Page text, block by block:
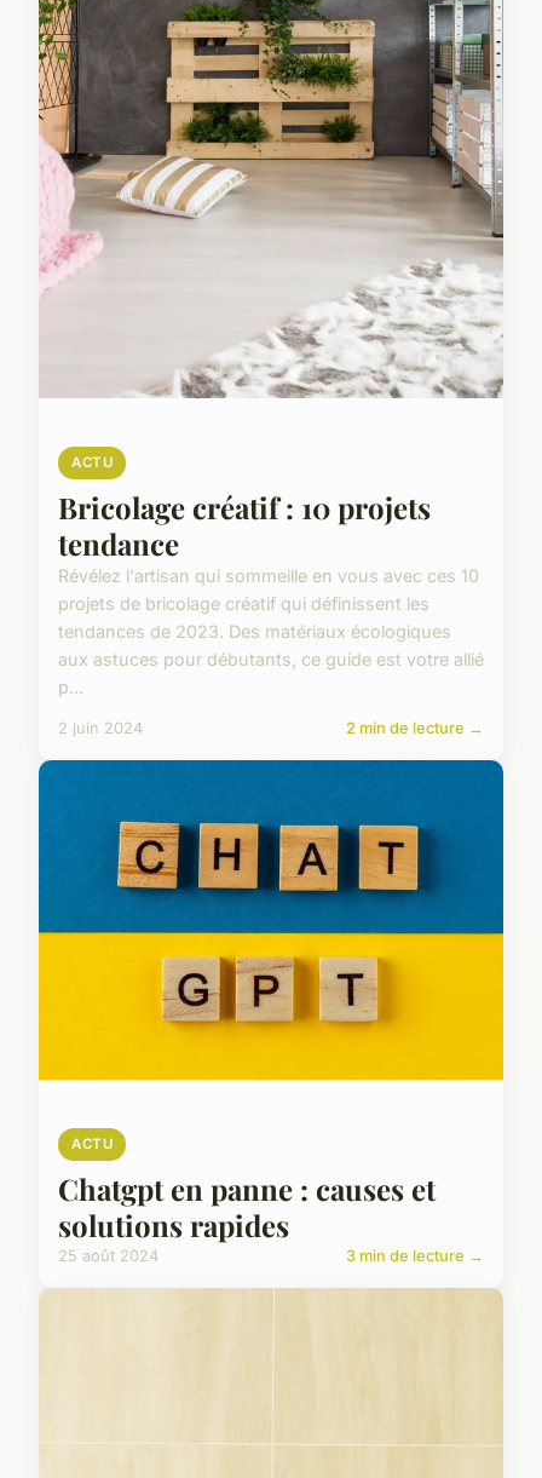
ACTU
Bricolage créatif : 10 projets
tendance
Révélez l'artisan qui sommeille en vous avec ces 10
projets de bricolage créatif qui définissent les
tendances de 2023. Des matériaux écologiques
aux astuces pour débutants, ce guide est votre allié
p...
2 juin 2024 2 min de lecture →
ACTU
Chatgpt en panne : causes et
solutions rapides
25 août 2024 3 min de lecture →